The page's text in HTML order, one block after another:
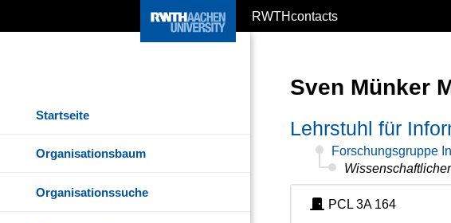
RWTHcontacts
Startseite
Organisationsbaum
Organisationssuche
Sven Münker
Lehrstuhl für
Forschungsgruppe
PCL 3A 164